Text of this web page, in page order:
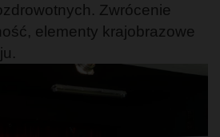
Zwrócenie
elementy krajobrazowe